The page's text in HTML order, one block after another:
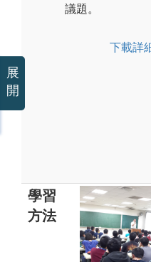
議題。
下載詳
學習
方法
展
開